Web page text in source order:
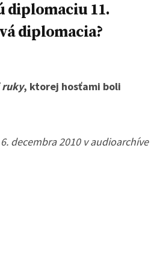
diplomaciu 11.
diplomacia?
ruky, ktorej hosťami boli
decembra 2010 v audioarchíve